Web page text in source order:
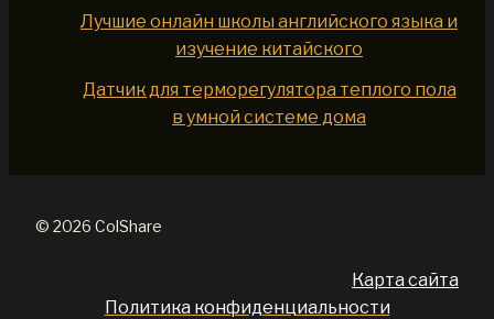
Лучшие онлайн школы английского языка и
изучение китайского
Датчик для терморегулятора теплого пола
в умной системе дома
© 2026 ColShare
Карта сайта
Политика конфиденциальности